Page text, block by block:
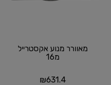
מאוורר מנוע אקסטרייל
מ16
₪631.4